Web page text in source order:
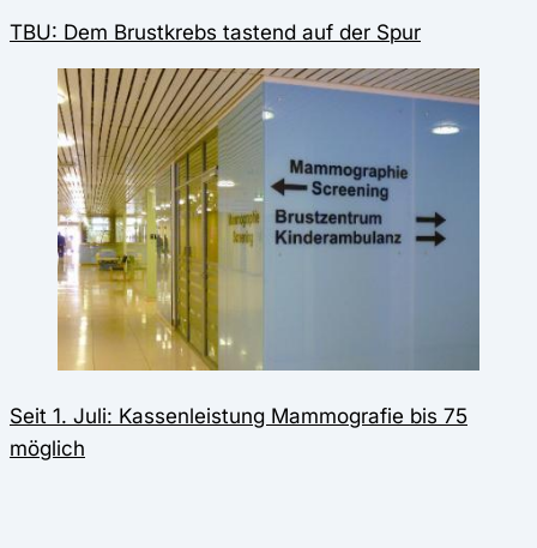
TBU: Dem Brustkrebs tastend auf der Spur
Seit 1. Juli: Kassenleistung Mammografie bis 75
möglich